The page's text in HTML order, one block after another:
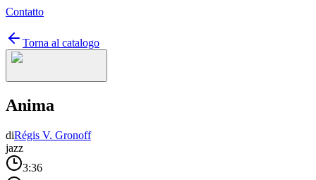
Contatto
Torna al catalogo
Anima
diRégis V. Gronoff
jazz
3:36